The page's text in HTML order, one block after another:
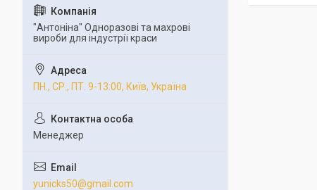
"Антоніна" Одноразові та махрові
вироби для індустрії краси
ПН., СР., ПТ. 9-13:00, Київ, Україна
Менеджер
yunicks50@gmail.com